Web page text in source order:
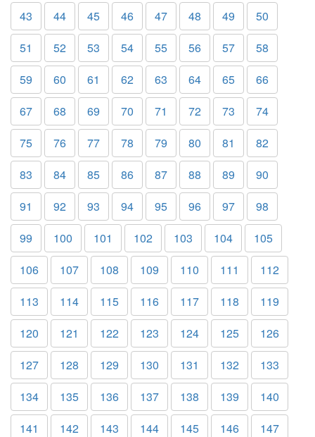
43
44 45 46 47 48 49
50
51
52 53 54 55 56 57
58
59
60 61 62 63 64 65
66
67
68 69 70 71 72 73
74
75
76 77 78 79 80 81
82
83
84 85 86 87 88 89
90
91
92 93 94 95 96 97
98
99
100 101 102 103 104
105
106
107 108 109 110 111
112
113
114 115 116 117 118
119
120
121 122 123 124 125
126
127
128 129 130 131 132
133
134
135 136 137 138 139
140
141
142 143 144 145 146
147